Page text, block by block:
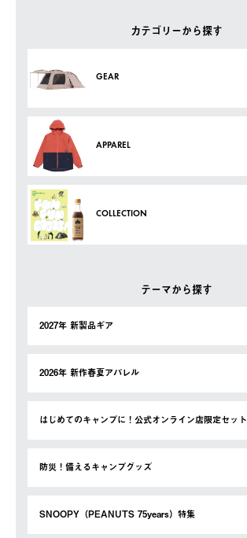
カテゴリーから探す
GEAR
APPAREL
COLLECTION
テーマから探す
2027年 新製品ギア
2026年 新作春夏アパレル
はじめてのキャンプに！公式オンライン店限定セット
防災！備えるキャンプグッズ
SNOOPY（PEANUTS 75years）特集